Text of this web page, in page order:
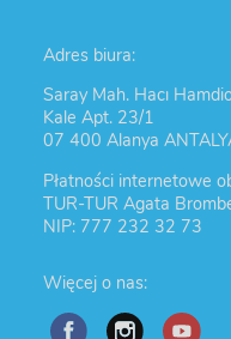
Adres biura:
Saray Mah. Hacı
Kale Apt. 23/1
07 400 Alanya
Płatności internetowe
TUR-TUR Agata
NIP: 777 232 32 73
Więcej o nas: